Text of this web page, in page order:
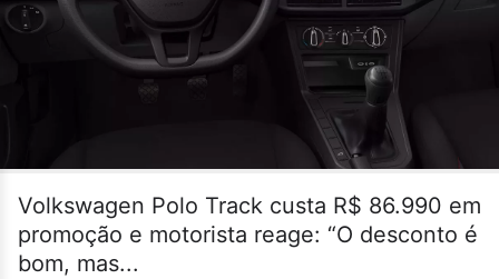
Volkswagen Polo Track custa R$ 86.990 em
promoção e motorista reage: “O desconto é
bom, mas...